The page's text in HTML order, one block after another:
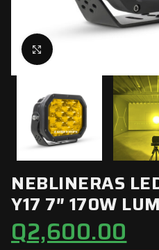
Click to enlarge
NEBLINERAS
Y17 7″ 170W
Q2,600.00